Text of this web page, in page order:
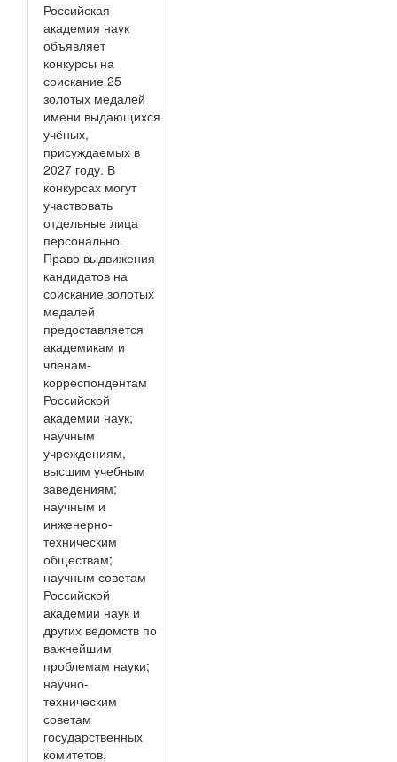
Российская
академия наук
объявляет
конкурсы на
соискание 25
золотых медалей
имени выдающихся
учёных,
присуждаемых в
2027 году. В
конкурсах могут
участвовать
отдельные лица
персонально.
Право выдвижения
кандидатов на
соискание золотых
медалей
предоставляется
академикам и
членам-
корреспондентам
Российской
академии наук;
научным
учреждениям,
высшим учебным
заведениям;
научным и
инженерно-
техническим
обществам;
научным советам
Российской
академии наук и
других ведомств по
важнейшим
проблемам науки;
научно-
техническим
советам
государственных
комитетов,